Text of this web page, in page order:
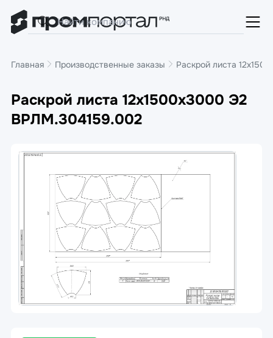
Главная Производственные заказы Раскрой листа
Раскрой листа 12х1500х3000 Э2
ВРЛМ.304159.002